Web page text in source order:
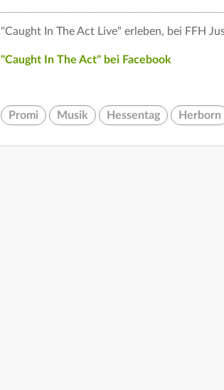
"Caught In The Act Live" erleben, bei FFH
"Caught In The Act" bei Facebook
Promi Musik Hessentag Herborn